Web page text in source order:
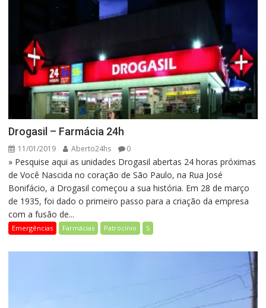
Drogasil – Farmácia 24h
11/01/2019 Aberto24hs 0
» Pesquise aqui as unidades Drogasil abertas 24 horas próximas
de Você Nascida no coração de São Paulo, na Rua José
Bonifácio, a Drogasil começou a sua história. Em 28 de março
de 1935, foi dado o primeiro passo para a criação da empresa
com a fusão de...
Emergências Farmácias Patrocínio S